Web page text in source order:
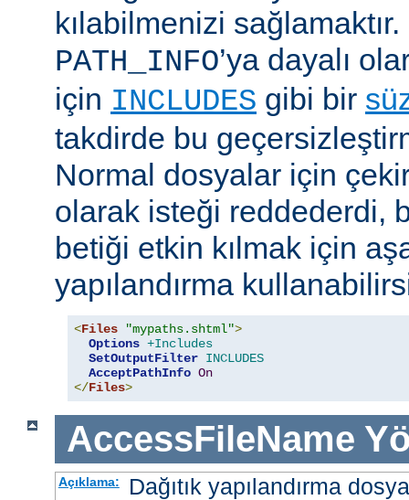
kılabilmenizi
PATH_INFO’ya dayalı
için INCLUDES gibi bir
takdirde bu
Normal dosyalar için
olarak isteği reddederdi,
betiği etkin kılmak için
yapılandırma
<Files "mypaths.shtml">
Options +Includes
SetOutputFilter INCLUDES
AcceptPathInfo On
</Files>
AccessFileName
Açıklama: Dağıtık yapılandırma